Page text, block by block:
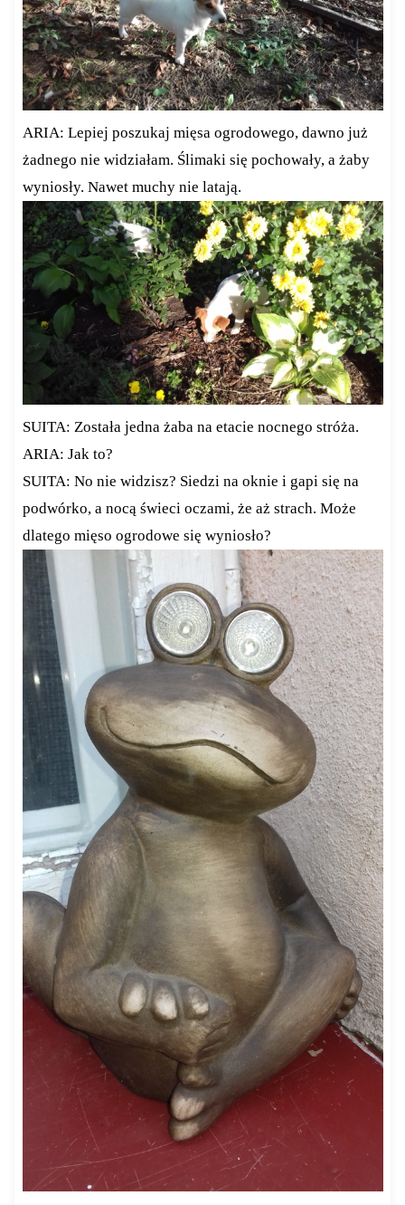
ARIA: Lepiej poszukaj mięsa ogrodowego, dawno już
żadnego nie widziałam. Ślimaki się pochowały, a żaby
wyniosły. Nawet muchy nie latają.
SUITA: Została jedna żaba na etacie nocnego stróża.
ARIA: Jak to?
SUITA: No nie widzisz? Siedzi na oknie i gapi się na
podwórko, a nocą świeci oczami, że aż strach. Może
dlatego mięso ogrodowe się wyniosło?